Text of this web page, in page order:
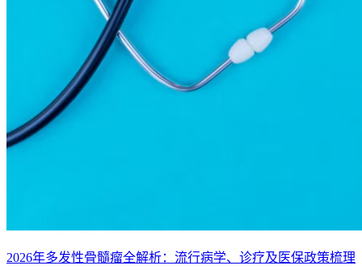
2026年多发性骨髓瘤全解析：流行病学、诊疗及医保政策梳理